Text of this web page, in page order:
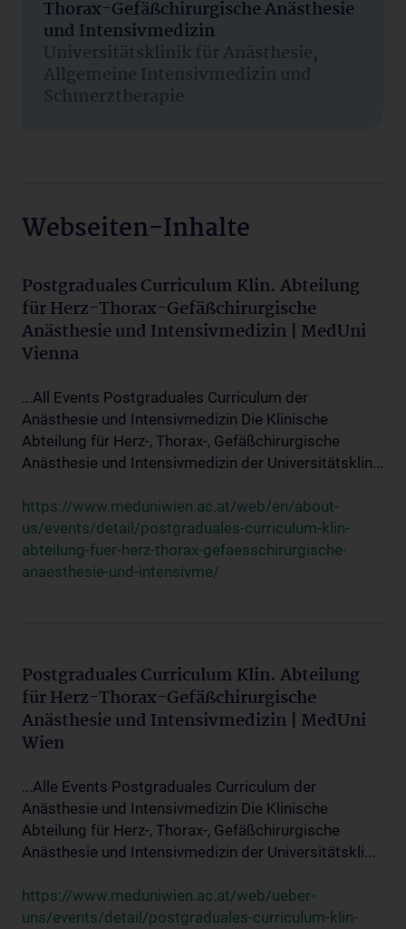
Thorax-Gefäßchirurgische Anästhesie
und Intensivmedizin
Universitätsklinik für Anästhesie,
Allgemeine Intensivmedizin und
Schmerztherapie
Webseiten-Inhalte
Postgraduales Curriculum Klin. Abteilung
für Herz-Thorax-Gefäßchirurgische
Anästhesie und Intensivmedizin | MedUni
Vienna
...All Events Postgraduales Curriculum der
Anästhesie und Intensivmedizin Die Klinische
Abteilung für Herz-, Thorax-, Gefäßchirurgische
Anästhesie und Intensivmedizin der Universitätsklin...
https://www.meduniwien.ac.at/web/en/about-
us/events/detail/postgraduales-curriculum-klin-
abteilung-fuer-herz-thorax-gefaesschirurgische-
anaesthesie-und-intensivme/
Postgraduales Curriculum Klin. Abteilung
für Herz-Thorax-Gefäßchirurgische
Anästhesie und Intensivmedizin | MedUni
Wien
...Alle Events Postgraduales Curriculum der
Anästhesie und Intensivmedizin Die Klinische
Abteilung für Herz-, Thorax-, Gefäßchirurgische
Anästhesie und Intensivmedizin der Universitätskli...
https://www.meduniwien.ac.at/web/ueber-
uns/events/detail/postgraduales-curriculum-klin-